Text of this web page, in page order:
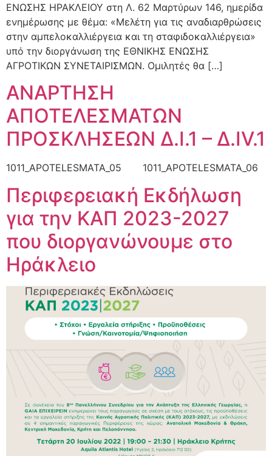
ΕΝΩΣΗΣ ΗΡΑΚΛΕΙΟΥ στη Λ. 62 Μαρτύρων 146, ημερίδα
ενημέρωσης με θέμα: «Μελέτη για τις αναδιαρθρώσεις
στην αμπελοκαλλιέργεια και τη σταφιδοκαλλιέργεια»
υπό την διοργάνωση της ΕΘΝΙΚΗΣ ΕΝΩΣΗΣ
ΑΓΡΟΤΙΚΩΝ ΣΥΝΕΤΑΙΡΙΣΜΩΝ. Ομιλητές θα […]
ΑΝΑΡΤΗΣΗ
ΑΠΟΤΕΛΕΣΜΑΤΩΝ
ΠΡΟΣΚΛΗΣΕΩΝ Δ.Ι.1 – Δ.ΙV.1
1011_APOTELESMATA_05 1011_APOTELESMATA_06
Περιφερειακή Εκδήλωση
για την ΚΑΠ 2023-2027
που διοργανώνουμε στο
Ηράκλειο